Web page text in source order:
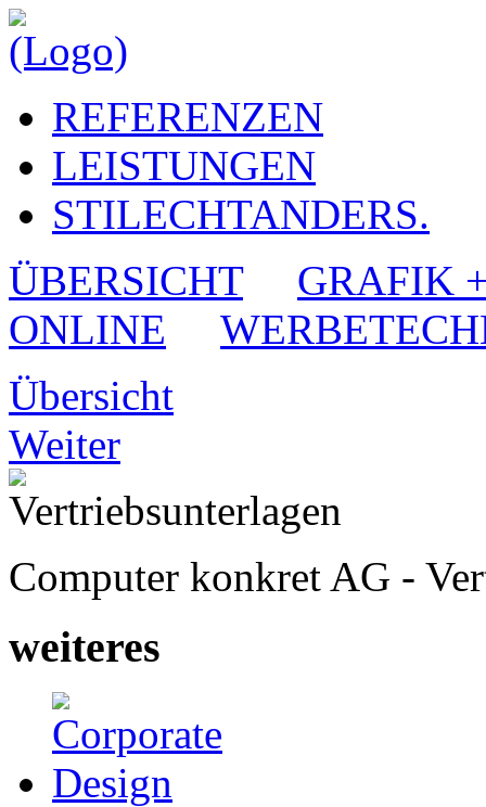
REFERENZEN
LEISTUNGEN
STILECHTANDERS.
ÜBERSICHT
GRAFIK
ONLINE
Übersicht
Weiter
Computer konkret AG -
weiteres